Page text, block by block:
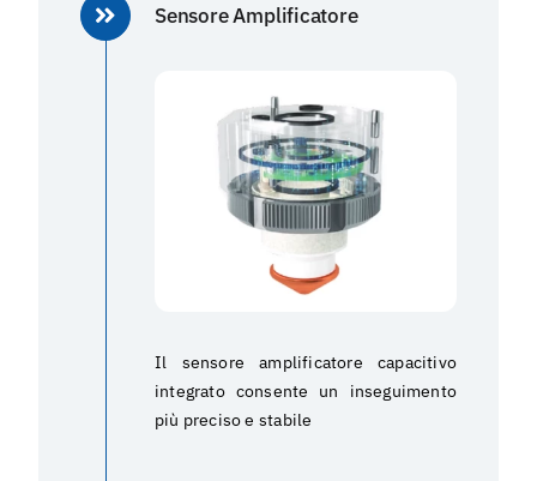
Sensore Amplificatore
Il sensore amplificatore capacitivo
integrato consente un inseguimento
più preciso e stabile